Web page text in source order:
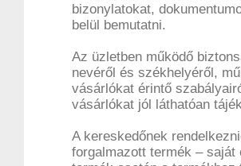
bizonylatokat,
belül bemutatni.
Az üzletben működő
nevéről és székhelyéről,
vásárlókat érintő
vásárlókat jól láthatóan
A kereskedőnek
forgalmazott termék – saját